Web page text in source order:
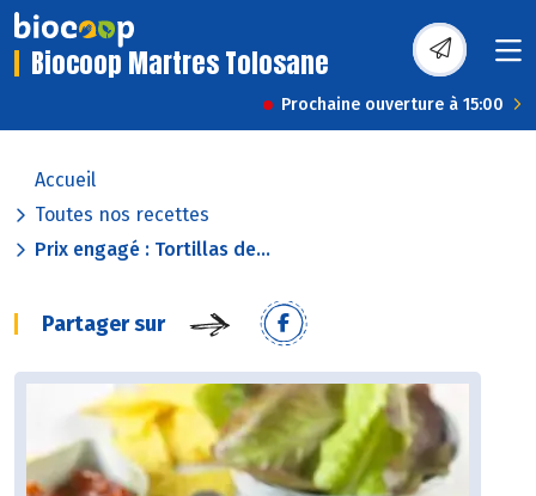
Biocoop Martres Tolosane
Prochaine ouverture à 15:00
Accueil
Toutes nos recettes
Prix engagé : Tortillas de...
Partager sur